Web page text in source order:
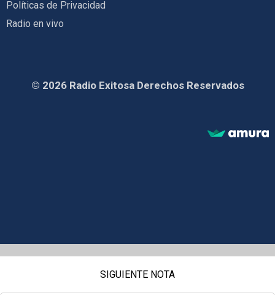
Políticas de Privacidad
Radio en vivo
© 2026 Radio Exitosa Derechos Reservados
SIGUIENTE NOTA